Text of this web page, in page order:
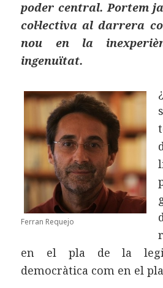
poder central. Portem
col·lectiva al darrera
nou en la
ingenuïtat.
Ferran Requejo
en el pla de la
democràtica com en el